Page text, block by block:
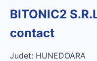
BITONIC2
contact
Judet: HUNEDOARA